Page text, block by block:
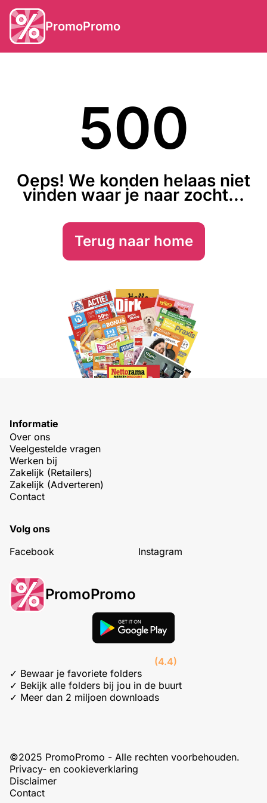
PromoPromo
500
Oeps! We konden helaas niet
vinden waar je naar zocht...
Terug naar home
Informatie
Over ons
Veelgestelde vragen
Werken bij
Zakelijk (Retailers)
Zakelijk (Adverteren)
Contact
Volg ons
Facebook
Instagram
PromoPromo
(4.4)
✓ Bewaar je favoriete folders
✓ Bekijk alle folders bij jou in de buurt
✓ Meer dan 2 miljoen downloads
©2025 PromoPromo - Alle rechten voorbehouden.
Privacy- en cookieverklaring
Disclaimer
Contact